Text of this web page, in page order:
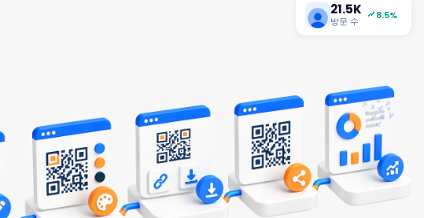
21.5K
방문 수
8.5%